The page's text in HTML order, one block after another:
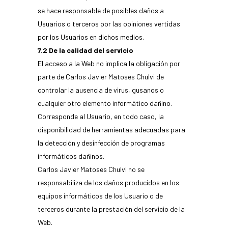
se hace responsable de posibles daños a
Usuarios o terceros por las opiniones vertidas
por los Usuarios en dichos medios.
7.2 De la calidad del servicio
El acceso a la Web no implica la obligación por
parte de Carlos Javier Matoses Chulvi de
controlar la ausencia de virus, gusanos o
cualquier otro elemento informático dañino.
Corresponde al Usuario, en todo caso, la
disponibilidad de herramientas adecuadas para
la detección y desinfección de programas
informáticos dañinos.
Carlos Javier Matoses Chulvi no se
responsabiliza de los daños producidos en los
equipos informáticos de los Usuario o de
terceros durante la prestación del servicio de la
Web.